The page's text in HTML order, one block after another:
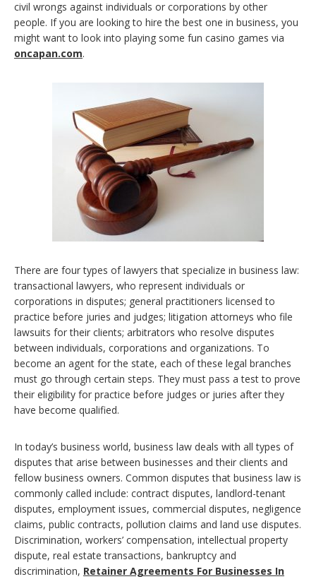
civil wrongs against individuals or corporations by other
people. If you are looking to hire the best one in business, you
might want to look into playing some fun casino games via
oncapan.com.
There are four types of lawyers that specialize in business law:
transactional lawyers, who represent individuals or
corporations in disputes; general practitioners licensed to
practice before juries and judges; litigation attorneys who file
lawsuits for their clients; arbitrators who resolve disputes
between individuals, corporations and organizations. To
become an agent for the state, each of these legal branches
must go through certain steps. They must pass a test to prove
their eligibility for practice before judges or juries after they
have become qualified.
In today’s business world, business law deals with all types of
disputes that arise between businesses and their clients and
fellow business owners. Common disputes that business law is
commonly called include: contract disputes, landlord-tenant
disputes, employment issues, commercial disputes, negligence
claims, public contracts, pollution claims and land use disputes.
Discrimination, workers’ compensation, intellectual property
dispute, real estate transactions, bankruptcy and
discrimination, Retainer Agreements For Businesses In